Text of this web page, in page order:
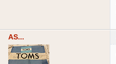
AS...